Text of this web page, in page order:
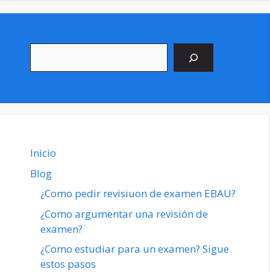
Inicio
Blog
¿Como pedir revisiuon de examen EBAU?
¿Como argumentar una revisión de
examen?
¿Como estudiar para un examen? Sigue
estos pasos